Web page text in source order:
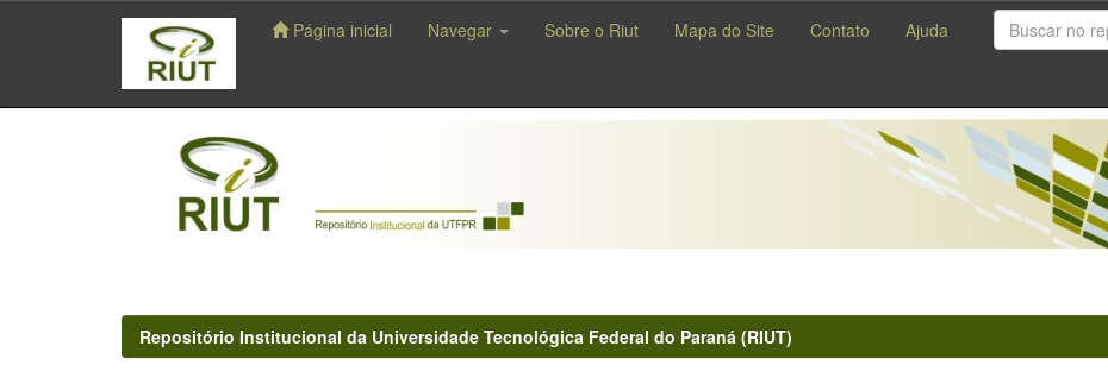
navigation
Página inicial Navegar Sobre o Riut Mapa do Site Contato Ajuda
Repositório Institucional da Universidade Tecnológica Federal do Paraná (RIUT)